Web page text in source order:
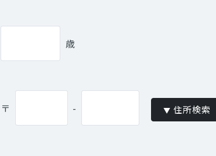
歳
〒 - ▼ 住所検索